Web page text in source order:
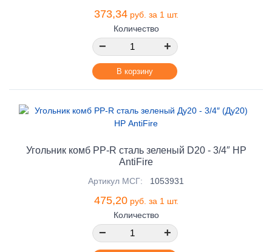
373,34руб. за 1 шт.
Количество
− +
В корзину
Угольник комб PP-R сталь зеленый D20 - 3/4″ НР
AntiFire
Артикул МСГ: 1053931
475,20руб. за 1 шт.
Количество
− +